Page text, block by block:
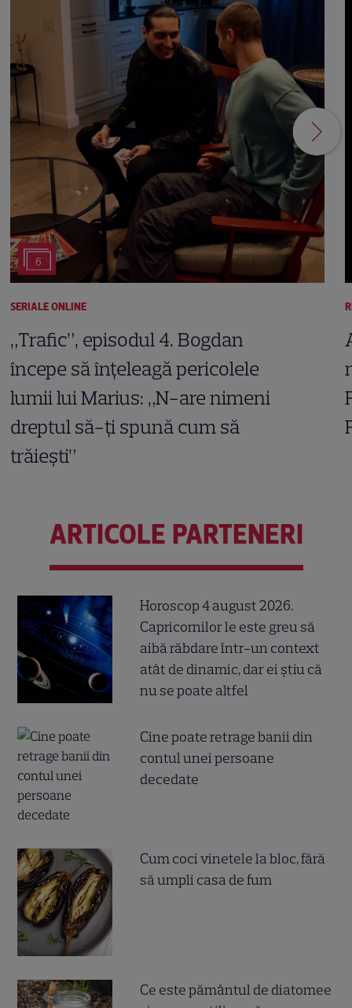
6
SERIALE ONLINE
„Trafic”, episodul 4. Bogdan
începe să înțeleagă pericolele
lumii lui Marius: „N-are nimeni
dreptul să-ți spună cum să
trăiești”
ARTICOLE PARTENERI
Horoscop 4 august 2026.
Capricornilor le este greu să
aibă răbdare într-un context
atât de dinamic, dar ei știu că
nu se poate altfel
Cine poate retrage banii din
contul unei persoane
decedate
Cum coci vinetele la bloc, fără
să umpli casa de fum
Ce este pământul de diatomee